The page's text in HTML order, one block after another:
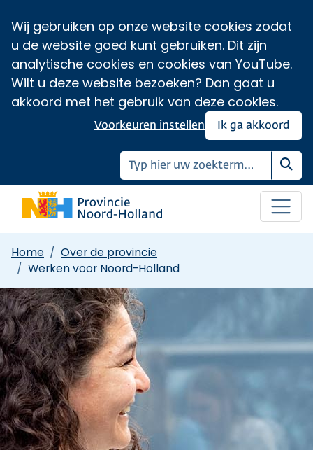
Wij gebruiken op onze website cookies zodat
u de website goed kunt gebruiken. Dit zijn
analytische cookies en cookies van YouTube.
Wilt u deze website bezoeken? Dan gaat u
akkoord met het gebruik van deze cookies.
Ik ga akkoord
Voorkeuren instellen
Home
Over de provincie
Werken voor Noord-Holland